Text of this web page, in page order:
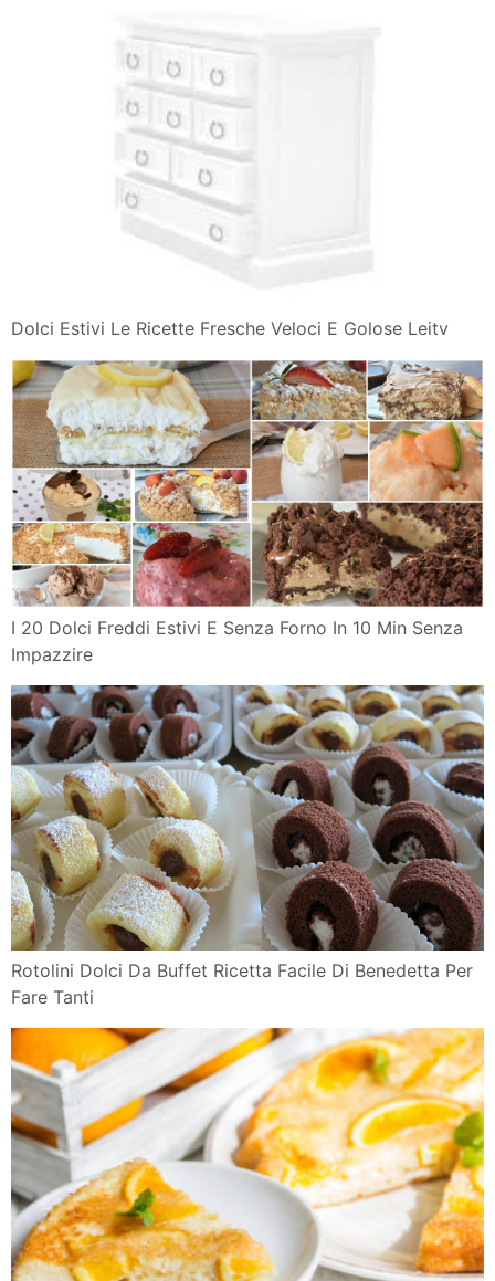
Dolci Estivi Le Ricette Fresche Veloci E Golose Leitv
I 20 Dolci Freddi Estivi E Senza Forno In 10 Min Senza
Impazzire
Rotolini Dolci Da Buffet Ricetta Facile Di Benedetta Per
Fare Tanti